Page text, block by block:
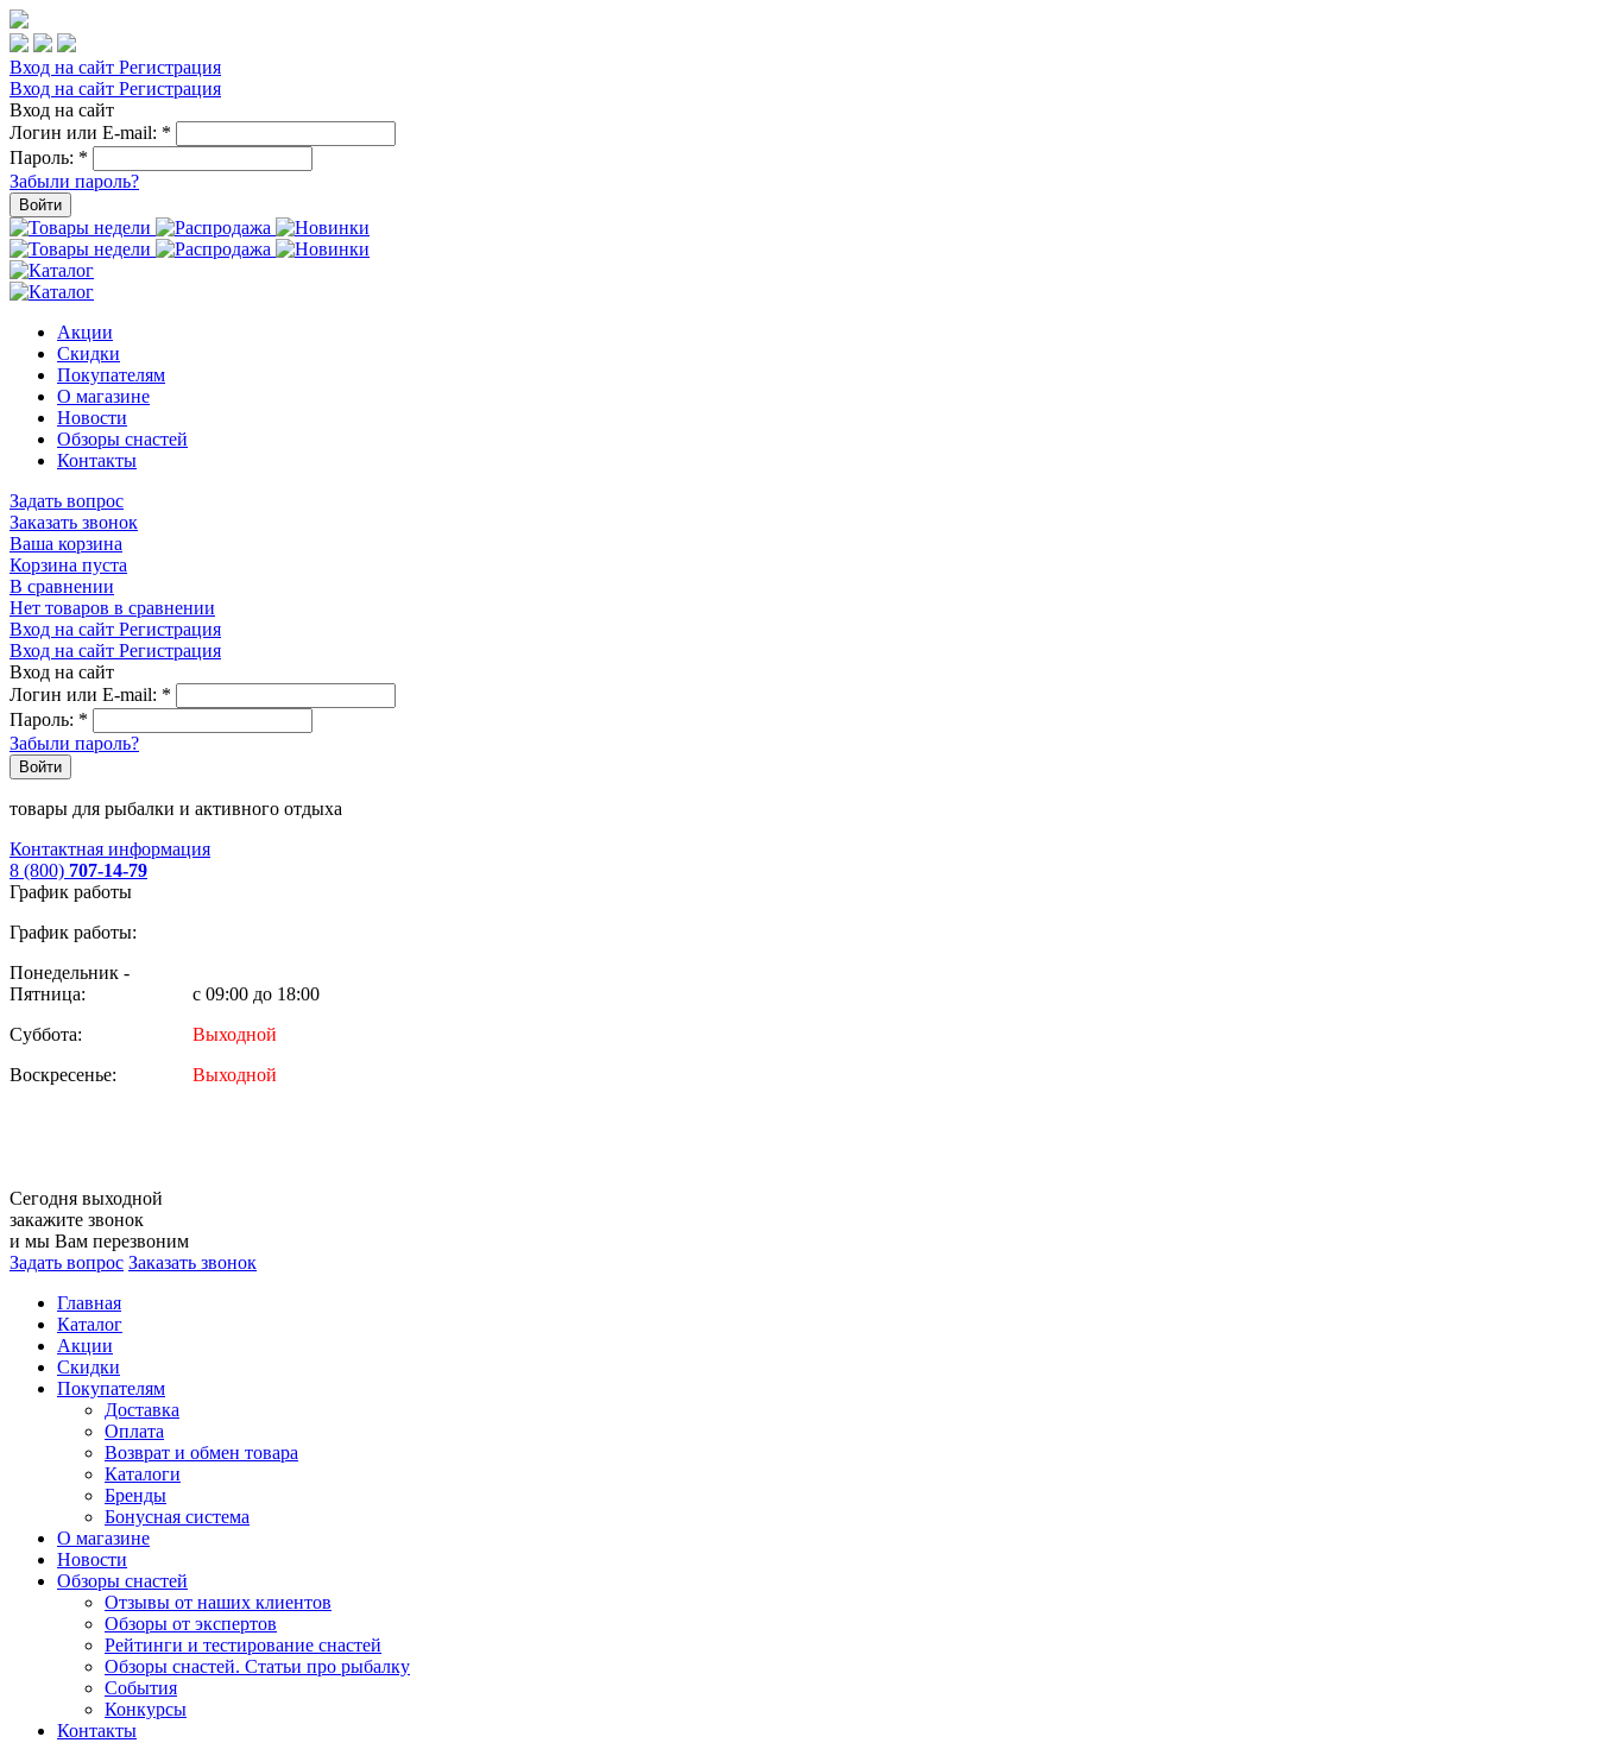
Вход на сайт Регистрация
Вход на сайт Регистрация
Вход на сайт
Логин или E-mail: *
Пароль: *
Забыли пароль?
Войти
Акции
Скидки
Покупателям
О магазине
Новости
Обзоры снастей
Контакты
Задать вопрос
Заказать звонок
Ваша корзина
Корзина пуста
В сравнении
Нет товаров в сравнении
Вход на сайт Регистрация
Вход на сайт Регистрация
Вход на сайт
Логин или E-mail: *
Пароль: *
Забыли пароль?
Войти
товары для рыбалки и активного отдыха
Контактная информация
8 (800) 707-14-79
График работы
График работы:
Понедельник -
Пятница:
с 09:00 до 18:00
Суббота:
Выходной
Воскресенье:
Выходной
Сегодня выходной
закажите звонок
и мы Вам перезвоним
Задать вопрос Заказать звонок
Главная
Каталог
Акции
Скидки
Покупателям
Доставка
Оплата
Возврат и обмен товара
Каталоги
Бренды
Бонусная система
О магазине
Новости
Обзоры снастей
Отзывы от наших клиентов
Обзоры от экспертов
Рейтинги и тестирование снастей
Обзоры снастей. Статьи про рыбалку
События
Конкурсы
Контакты